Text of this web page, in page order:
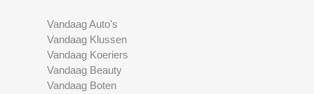
Vandaag Auto's
Vandaag Klussen
Vandaag Koeriers
Vandaag Beauty
Vandaag Boten